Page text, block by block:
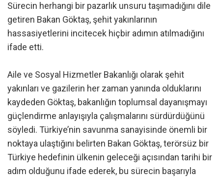
Sürecin herhangi bir pazarlık unsuru taşımadığını dile
getiren Bakan Göktaş, şehit yakınlarının
hassasiyetlerini incitecek hiçbir adımın atılmadığını
ifade etti.
Aile ve Sosyal Hizmetler Bakanlığı olarak şehit
yakınları ve gazilerin her zaman yanında olduklarını
kaydeden Göktaş, bakanlığın toplumsal dayanışmayı
güçlendirme anlayışıyla çalışmalarını sürdürdüğünü
söyledi. Türkiye’nin savunma sanayisinde önemli bir
noktaya ulaştığını belirten Bakan Göktaş, terörsüz bir
Türkiye hedefinin ülkenin geleceği açısından tarihi bir
adım olduğunu ifade ederek, bu sürecin başarıyla